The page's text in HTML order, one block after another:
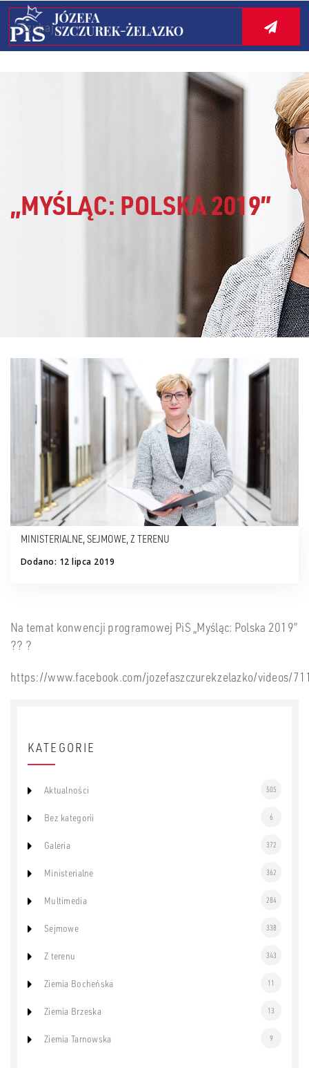
Search
„MYŚLĄC: POLSKA 2019”
MINISTERIALNE, SEJMOWE, Z TERENU
Dodano: 12 lipca 2019
Na temat konwencji programowej PiS „Myśląc: Polska 2019”
?? ?
https://www.facebook.com/jozefaszczurekzelazko/videos/
KATEGORIE
Aktualności 505
Bez kategorii 6
Galeria 372
Ministerialne 362
Multimedia 284
Sejmowe 338
Z terenu 343
Ziemia Bocheńska 11
Ziemia Brzeska 13
Ziemia Tarnowska 9